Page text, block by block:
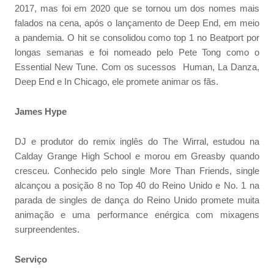
2017, mas foi em 2020 que se tornou um dos nomes mais
falados na cena, após o lançamento de Deep End, em meio
a pandemia. O hit se consolidou como top 1 no Beatport por
longas semanas e foi nomeado pelo Pete Tong como o
Essential New Tune. Com os sucessos Human, La Danza,
Deep End e In Chicago, ele promete animar os fãs.
James Hype
DJ e produtor do remix inglês do The Wirral, estudou na
Calday Grange High School e morou em Greasby quando
cresceu. Conhecido pelo single More Than Friends, single
alcançou a posição 8 no Top 40 do Reino Unido e No. 1 na
parada de singles de dança do Reino Unido promete muita
animação e uma performance enérgica com mixagens
surpreendentes.
Serviço